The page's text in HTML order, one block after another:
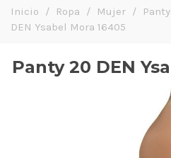
Inicio / Ropa / Mujer /
DEN Ysabel Mora 16405
Panty 20 DEN